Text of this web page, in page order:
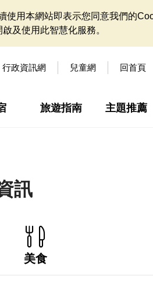
用本網站即表示您同意我們的
及使用此智慧化服務。
行政資訊網 兒童網 回首頁
旅遊指南 主題推薦
訊
美食